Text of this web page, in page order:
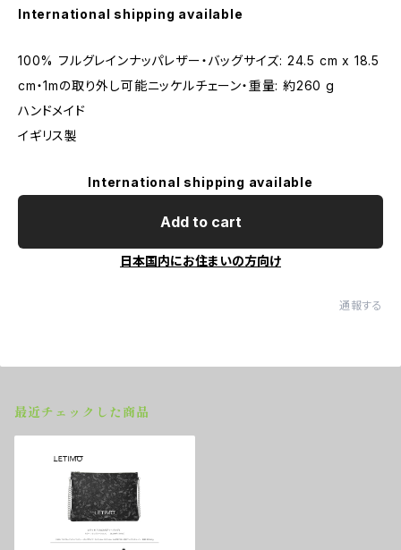
International shipping available
100% フルグレインナッパレザー・バッグサイズ: 24.5 cm x 18.5
cm・1mの取り外し可能ニッケルチェーン・重量: 約260 g
ハンドメイド
イギリス製
International shipping available
Add to cart
日本国内にお住まいの方向け
通報する
最近チェックした商品